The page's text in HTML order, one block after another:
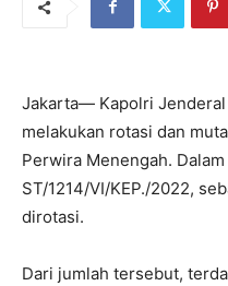
Jakarta— Kapolri
melakukan rotasi dan
Perwira Menengah.
ST/1214/VI/KEP./2022,
dirotasi.
Dari jumlah tersebut,